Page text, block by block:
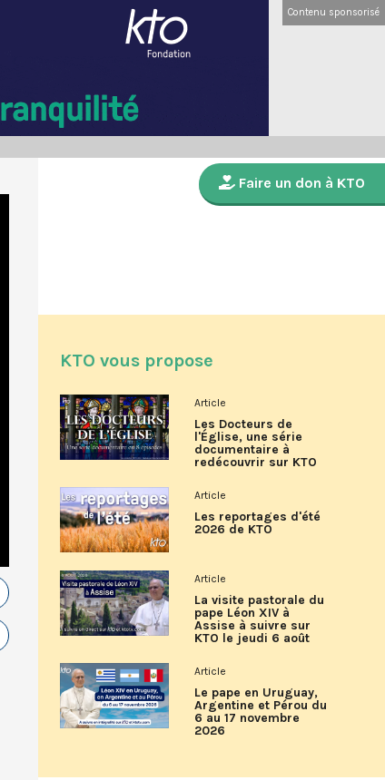
Contenu sponsorisé
Faire un don à KTO
KTO vous propose
Article
Les Docteurs de
l'Église, une série
documentaire à
redécouvrir sur KTO
Article
Les reportages d'été
2026 de KTO
Article
La visite pastorale du
pape Léon XIV à
Assise à suivre sur
KTO le jeudi 6 août
Article
Le pape en Uruguay,
Argentine et Pérou du
6 au 17 novembre
2026